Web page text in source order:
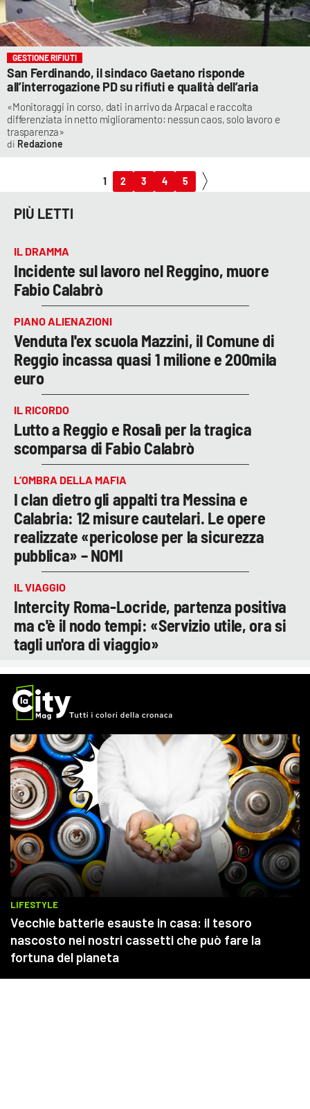
GESTIONE RIFIUTI
San Ferdinando, il sindaco Gaetano risponde
all’interrogazione PD su rifiuti e qualità dell’aria
«Monitoraggi in corso, dati in arrivo da Arpacal e raccolta
differenziata in netto miglioramento: nessun caos, solo lavoro e
trasparenza»
Redazione
1 2 3 4 5
PIÙ LETTI
IL DRAMMA
Incidente sul lavoro nel Reggino, muore
Fabio Calabrò
PIANO ALIENAZIONI
Venduta l'ex scuola Mazzini, il Comune di
Reggio incassa quasi 1 milione e 200mila
euro
IL RICORDO
Lutto a Reggio e Rosalì per la tragica
scomparsa di Fabio Calabrò
L’OMBRA DELLA MAFIA
I clan dietro gli appalti tra Messina e
Calabria: 12 misure cautelari. Le opere
realizzate «pericolose per la sicurezza
pubblica» – NOMI
IL VIAGGIO
Intercity Roma-Locride, partenza positiva
ma c'è il nodo tempi: «Servizio utile, ora si
tagli un'ora di viaggio»